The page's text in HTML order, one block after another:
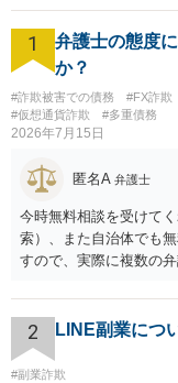
1
弁護士の態度
か？
#詐欺被害での債務 #FX詐欺
#仮想通貨詐欺
#多重債務
2026年7月15日
匿名A 弁護士
今時無料相談を受けて
索）、また自治体でも
すので、実際に複数の
はそもそも事案を把握
いては弁護士として能
良いと思います。ただ
かもしれません。
2 LINE副業につ
#副業詐欺